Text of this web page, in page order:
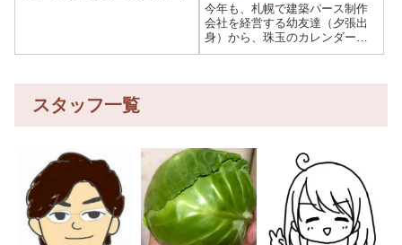
今年も、札幌で建築パース制作
会社を経営する幼友達（夕張出
身）から、珠玉のカレンダーが
送られてきました。早速、居間
スタッフ一覧